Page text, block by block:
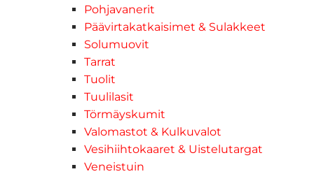
Pohjavanerit
Päävirtakatkaisimet & Sulakkeet
Solumuovit
Tarrat
Tuolit
Tuulilasit
Törmäyskumit
Valomastot & Kulkuvalot
Vesihiihtokaaret & Uistelutargat
Veneistuin